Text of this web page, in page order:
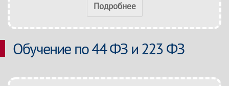
Подробнее
Обучение по 44 ФЗ и 223 ФЗ